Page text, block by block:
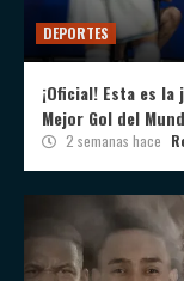
DEPORTES
¡Oficial! Esta es
Mejor Gol del
2 semanas hace